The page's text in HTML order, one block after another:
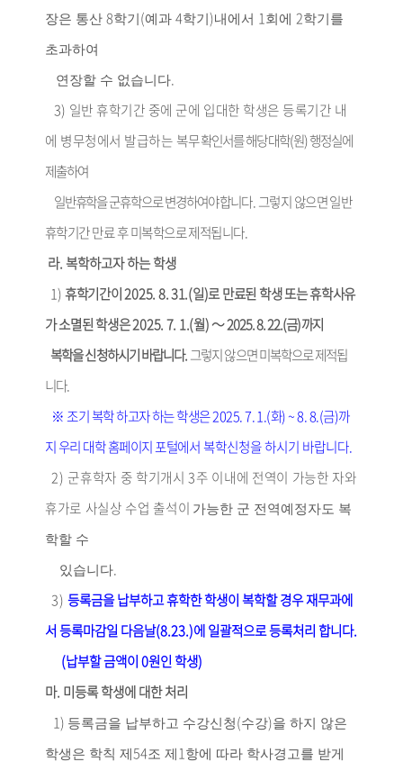
장은 통산 8학기 (예과 4학기 )내에서 1회에 2학기를
초과하여
연장할 수 없습니다.
3) 일반 휴학기간 중에 군에 입대한 학생은 등록기간 내
에 병무청에서 발급하는 복무확인서를 해당 대학(원)행정실에
제출하여
일반휴학을 군휴학으로 변경하여야 합니다.그렇지 않으면 일반
휴학기간 만료 후 미복학으로 제적됩니다.
라. 복학하고자 하는 학생
1)휴학기간이2025. 8. 31.(일)로 만료된 학생 또는 휴학사유
가 소멸된 학생은2025. 7. 1.(월)～2025. 8. 22.(금)까지
복학을 신청하시기 바랍니다.그렇지 않으면 미복학으로 제적됩
니다.
※조기 복학 하고자 하는 학생은2025. 7. 1.(화) ~ 8. 8.(금)까
지 우리 대학 홈페이지 포털에서 복학신청을 하시기 바랍니다.
2) 군휴학자 중 학기개시3주 이내에 전역이 가능한 자와
휴가로 사실상 수업 출석이 가능한 군 전역예정자도 복
학할 수
있습니다.
3) 등록금을 납부하고 휴학한 학생이 복학할 경우 재무과에
서 등록마감일 다음날(8.23.)에 일괄적으로 등록처리 합니다.
(납부할 금액이0원인 학생)
마. 미등록 학생에 대한 처리
1) 등록금을 납부하고 수강신청(수강)을 하지 않은
학생은 학칙 제 54조 제 1항에 따라 학사경고를 받게